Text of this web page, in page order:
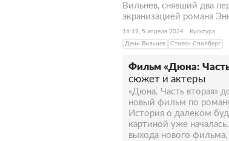
Вильнев, снявший два
экранизацией романа
16:19, 5 апреля 2024
Культура
Дени Вильнев
Стивен Спилберг
Фильм «Дюна: Часть
сюжет и актеры
«Дюна. Часть вторая»
новый фильм по
История о далеком
картиной уже
выхода нового